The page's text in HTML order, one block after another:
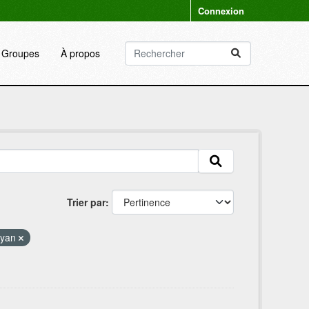
Connexion
Groupes À propos
Trier par